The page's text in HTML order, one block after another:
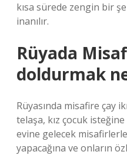
kısa sürede zengin bir
inanılır.
Rüyada
doldurmak
Rüyasında misafire çay
telaşa, kız çocuk
evine gelecek
yapacağına ve onların